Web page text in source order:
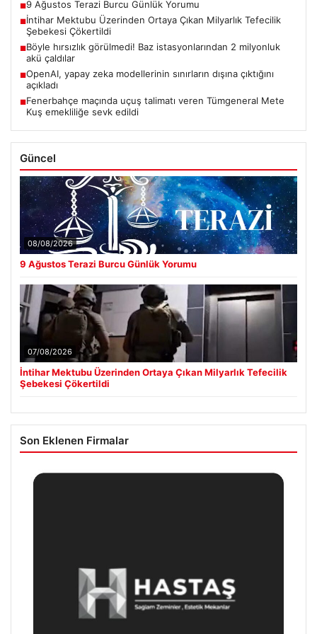
■9 Ağustos Terazi Burcu Günlük Yorumu
■İntihar Mektubu Üzerinden Ortaya Çıkan Milyarlık Tefecilik
Şebekesi Çökertildi
■Böyle hırsızlık görülmedi! Baz istasyonlarından 2 milyonluk
akü çaldılar
■OpenAI, yapay zeka modellerinin sınırların dışına çıktığını
açıkladı
■Fenerbahçe maçında uçuş talimatı veren Tümgeneral Mete
Kuş emekliliğe sevk edildi
Güncel
08/08/2026
9 Ağustos Terazi Burcu Günlük Yorumu
07/08/2026
İntihar Mektubu Üzerinden Ortaya Çıkan Milyarlık Tefecilik
Şebekesi Çökertildi
Son Eklenen Firmalar